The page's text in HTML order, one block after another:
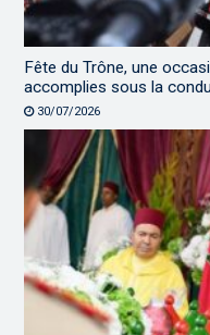
Fête du Trône, une
accomplies sous la
30/07/2026